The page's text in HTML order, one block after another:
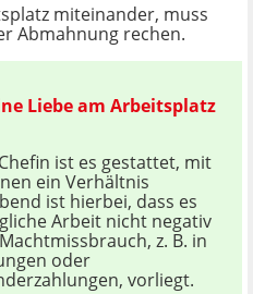
miteinander, muss
Abmahnung rechen.
Liebe am Arbeitsplatz
ist es gestattet, mit
ein Verhältnis
ist hierbei, dass es
Arbeit nicht negativ
z. B. in
oder
vorliegt.